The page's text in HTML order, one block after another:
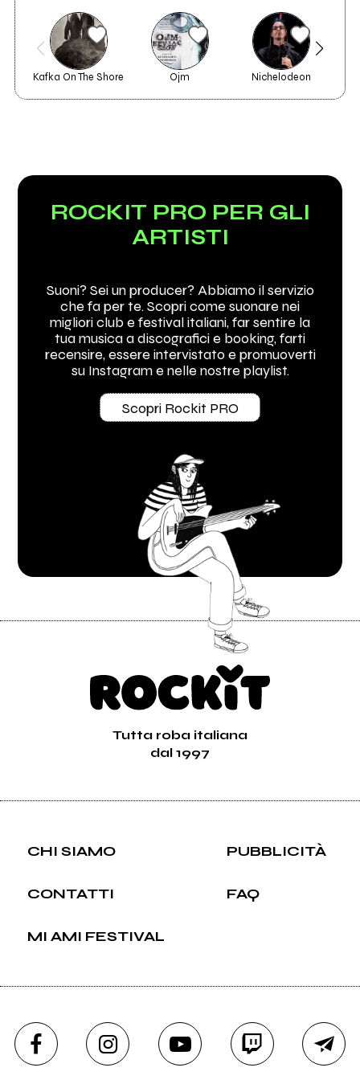
Kafka On The Shore Ojm Nichelodeon
ROCKIT PRO PER GLI
ARTISTI
Suoni? Sei un producer? Abbiamo il servizio
che fa per te. Scopri come suonare nei
migliori club e festival italiani, far sentire la
tua musica a discografici e booking, farti
recensire, essere intervistato e promuoverti
su Instagram e nelle nostre playlist.
Scopri Rockit PRO
Tutta roba italiana
dal 1997
CHI SIAMO PUBBLICITÀ
CONTATTI FAQ
MI AMI FESTIVAL